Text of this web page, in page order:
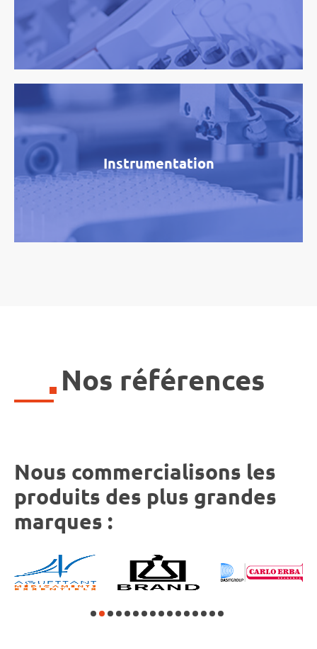
Instrumentation
Nos références
Nous commercialisons les
produits des plus grandes
marques :